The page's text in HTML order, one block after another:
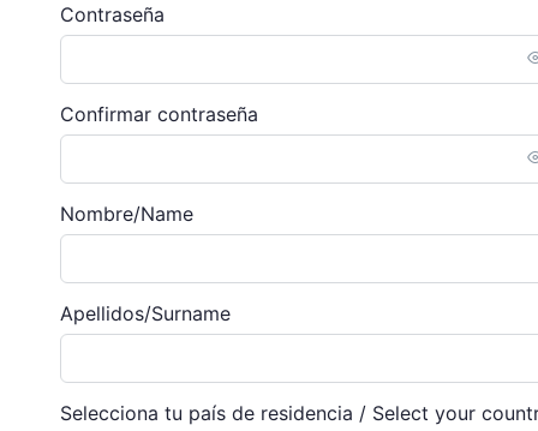
Contraseña
Confirmar contraseña
Nombre/Name
Apellidos/Surname
Selecciona tu país de residencia / Select your